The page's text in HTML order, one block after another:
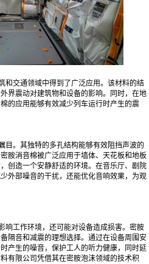
和交通领域中得到了广泛应用。该材料的结
界震动对建筑物和设备的影响。同时，在地
的应用能够有效减少列车运行时产生的震
目。其独特的多孔结构能够有效阻挡声波的
胺消音棉被广泛应用于墙体、天花板和地板
创造一个安静舒适的环境。在音乐厅、剧院
外部噪音的干扰，还能优化音响效果，为观
响工作环境，还可能对设备造成损害。密胺
隔音和减震的理想选择。通过在设备周围安
产生的噪音，保护工人的听力健康，同时延
有限公司凭借其在密胺泡沫领域的技术积